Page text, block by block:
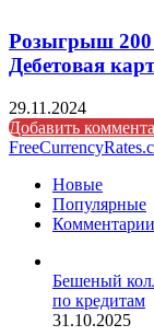
Розыгрыш 200
Дебетовая
29.11.2024
Добавить
Новые
Популярные
Комментарии
Бешеный
по кредитам
31.10.2025